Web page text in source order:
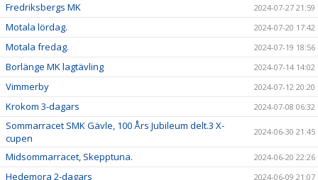
Fredriksbergs MK 2024-07-27 21:59
Motala lördag. 2024-07-20 17:42
Motala fredag. 2024-07-19 18:56
Borlänge MK lagtävling 2024-07-14 14:02
Vimmerby 2024-07-12 20:20
Krokom 3-dagars 2024-07-08 06:32
Sommarracet SMK Gävle, 100 Års Jubileum delt.3 X-
cupen
2024-06-30 21:45
Midsommarracet, Skepptuna. 2024-06-20 22:26
Hedemora 2-dagars 2024-06-09 21:07